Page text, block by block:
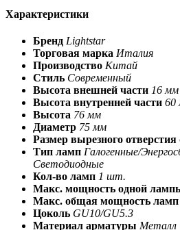
Характеристики
Бренд Lightstar
Торговая марка Италия
Производство Китай
Стиль Современный
Высота внешней части 16 мм
Высота внутренней части 60
Высота 76 мм
Диаметр 75 мм
Размер вырезного отверстия
Тип ламп Галогенные/
Светодиодные
Кол-во ламп 1 шт.
Макс. мощность одной
Макс. общая мощность ламп
Цоколь GU10/GU5.3
Материал арматуры Металл